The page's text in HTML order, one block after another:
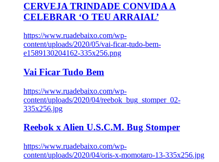
CERVEJA TRINDADE CONVIDA A
CELEBRAR ‘O TEU ARRAIAL’
https://www.ruadebaixo.com/wp-
content/uploads/2020/05/vai-ficar-tudo-bem-
e1589130204162-335x256.png
Vai Ficar Tudo Bem
https://www.ruadebaixo.com/wp-
content/uploads/2020/04/reebok_bug_stomper_02-
335x256.jpg
Reebok x Alien U.S.C.M. Bug Stomper
https://www.ruadebaixo.com/wp-
content/uploads/2020/04/oris-x-momotaro-13-335x256.jpg